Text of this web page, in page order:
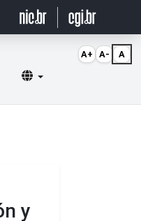
Selecionar idioma
y
A+ A- A